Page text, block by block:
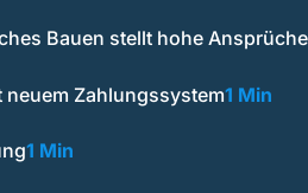
Bauen stellt hohe Ansprüche
neuem Zahlungssystem1 Min
1 Min